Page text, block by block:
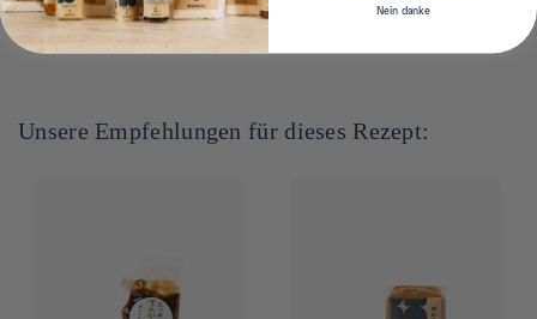
Unsere Empfehlungen für dieses Rezept:
Nein danke